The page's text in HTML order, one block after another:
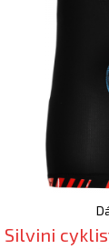
Silvini